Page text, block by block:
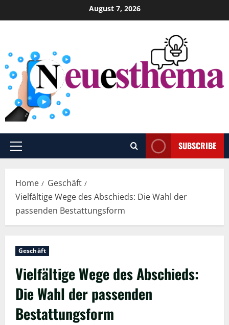
to
August 7, 2026
Primary
SUBSCRIBE
Home
Geschäft
Vielfältige Wege des Abschieds: Die Wahl der
passenden Bestattungsform
Geschäft
Vielfältige Wege des Abschieds:
Die Wahl der passenden
Bestattungsform